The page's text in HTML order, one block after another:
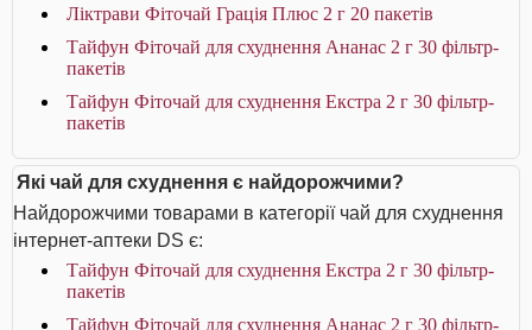
Ліктрави Фіточай Грація Плюс 2 г 20 пакетів
Тайфун Фіточай для схуднення Ананас 2 г 30 фільтр-
пакетів
Тайфун Фіточай для схуднення Екстра 2 г 30 фільтр-
пакетів
Які чай для схуднення є найдорожчими?
Найдорожчими товарами в категорії чай для схуднення
інтернет-аптеки DS є:
Тайфун Фіточай для схуднення Екстра 2 г 30 фільтр-
пакетів
Тайфун Фіточай для схуднення Ананас 2 г 30 фільтр-